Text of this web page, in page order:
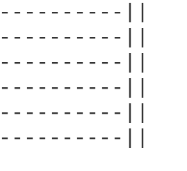
||
||
||
||
||
||